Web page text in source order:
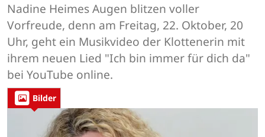
Nadine Heimes Augen blitzen voller
Vorfreude, denn am Freitag, 22. Oktober, 20
Uhr, geht ein Musikvideo der Klottenerin mit
ihrem neuen Lied "Ich bin immer für dich da"
bei YouTube online.
Bilder